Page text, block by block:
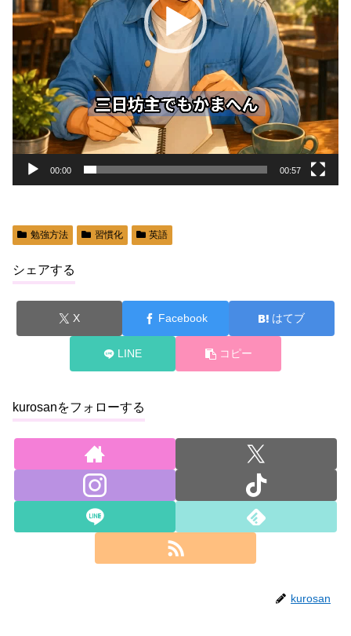
00:00 00:57
勉強方法 習慣化 英語
シェアする
X Facebook はてブ
LINE コピー
kurosanをフォローする
kurosan